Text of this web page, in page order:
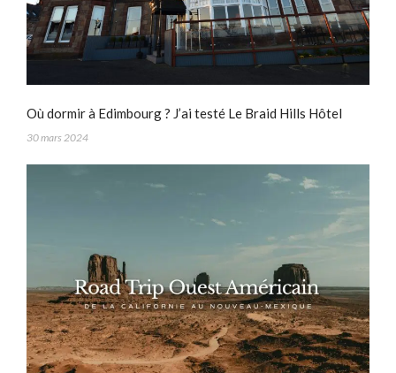
Où dormir à Edimbourg ? J’ai testé Le Braid Hills Hôtel
30 mars 2024